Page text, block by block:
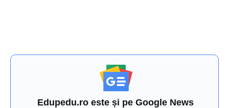
Edupedu.ro este și pe Google News